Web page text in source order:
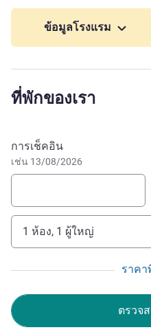
need for a lovely stay!
The ibis Bordeaux Pessac
few minutes. Benefit from
peaceful business or
ring road and A10, our hotel
experience.
Feel like some oysters or
hotel to satisfy your cravings.
A big hi from the team,
Arcachon Bay. Here we say
Mayke Deleignies, Manager
Mayke DELEIGNIES ฝ่ายบริห
ข้อมูลโรงแรม
ที่พักของเรา
จองโรงแรมนี้
การเช็คอิน
เช่น 13/08/2026
1 ห้อง, 1 ผู้ใหญ่
ราคา
ตรวจ